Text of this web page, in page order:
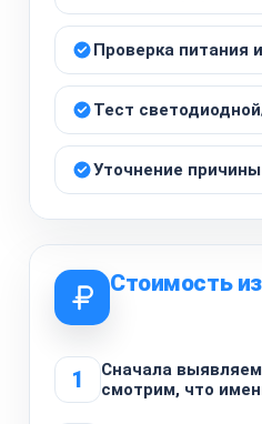
Проверка питания
Тест
Уточнение
Стоимость
1
Сначала
смотрим, что